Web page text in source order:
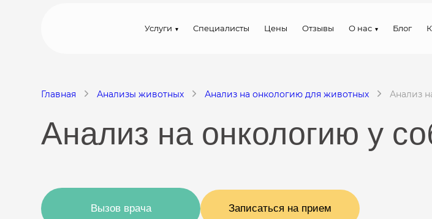
Услуги Специалисты Цены Отзывы О нас Блог
Главная Анализы животных Анализ на онкологию для животных Анализ
Анализ на онкологию у
Вызов врача Записаться на прием